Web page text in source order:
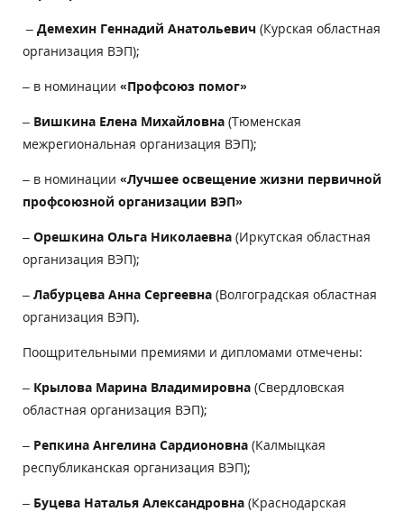
– Демехин Геннадий Анатольевич (Курская областная
организация ВЭП);
– в номинации «Профсоюз помог»
– Вишкина Елена Михайловна (Тюменская
межрегиональная организация ВЭП);
– в номинации «Лучшее освещение жизни первичной
профсоюзной организации ВЭП»
– Орешкина Ольга Николаевна (Иркутская областная
организация ВЭП);
– Лабурцева Анна Сергеевна (Волгоградская областная
организация ВЭП).
Поощрительными премиями и дипломами отмечены:
– Крылова Марина Владимировна (Свердловская
областная организация ВЭП);
– Репкина Ангелина Сардионовна (Калмыцкая
республиканская организация ВЭП);
– Буцева Наталья Александровна (Краснодарская